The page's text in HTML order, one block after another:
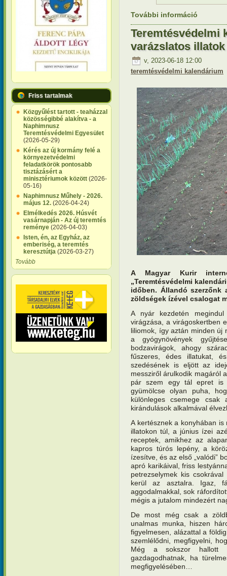
Friss tartalmak
Közgyűlést tartott - teaházzal
közösségibbé alakítva - a
Naphimnusz
Teremtésvédelmi Egyesület
(2026-05-29)
Kérés az új kormány felé a
környezetvédelmi
feladatkörök pontosabb
tisztázásért a
minisztériumok között (2026-
05-16)
Naphimnusz Műhely - 2026.
május 12. (2026-04-24)
Elmélkedés 2026. Húsvét
vasárnapján - Az új teremtés
reménye (2026-04-03)
Isten, én, az Egyház, az
emberiség, a teremtés
keresztútja (2026-03-27)
Tovább
További információ
Teremtésvédelmi
varázslatos illatok
v, 2023-06-18 12:00
teremtésvédelmi kalendárium
A Magyar Kurir
„Teremtésvédelmi
időben. Állandó szerzőnk
zöldségek ízével csalogat
A nyár kezdetén
virágzása, a virágoskertben
liliomok, így aztán minden új
a gyógynövények
bodzavirágok, ahogy
fűszeres, édes illatukat,
szedésének is eljött az
messziről árulkodik magáról
pár szem egy tál epret is
gyümölcse olyan puha,
különleges csemege
kirándulások alkalmával
A kertésznek a konyhában
illatokon túl, a június ízei
receptek, amikhez az
kapros túrós lepény, a
ízesítve, és az első „valódi”
apró karikáival, friss
petrezselymek kis
kerül az asztalra. Igaz,
aggodalmakkal, sok
mégis a jutalom mindezért
De most még csak a
unalmas munka, hiszen
figyelmesen, alázattal a
szemlélődni, megfigyelni,
Még a sokszor hallott
gazdagodhatnak, ha
megfigyelésében…